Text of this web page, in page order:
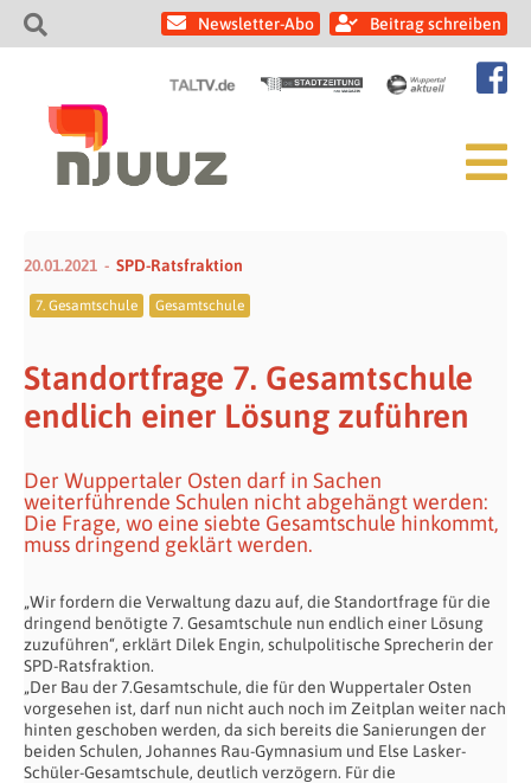
Newsletter-Abo Beitrag schreiben
20.01.2021 SPD-Ratsfraktion
7. Gesamtschule Gesamtschule
Standortfrage 7. Gesamtschule
endlich einer Lösung zuführen
Der Wuppertaler Osten darf in Sachen
weiterführende Schulen nicht abgehängt werden:
Die Frage, wo eine siebte Gesamtschule hinkommt,
muss dringend geklärt werden.
„Wir fordern die Verwaltung dazu auf, die Standortfrage für die
dringend benötigte 7. Gesamtschule nun endlich einer Lösung
zuzuführen“, erklärt Dilek Engin, schulpolitische Sprecherin der
SPD-Ratsfraktion.
„Der Bau der 7.Gesamtschule, die für den Wuppertaler Osten
vorgesehen ist, darf nun nicht auch noch im Zeitplan weiter nach
hinten geschoben werden, da sich bereits die Sanierungen der
beiden Schulen, Johannes Rau-Gymnasium und Else Lasker-
Schüler-Gesamtschule, deutlich verzögern. Für die